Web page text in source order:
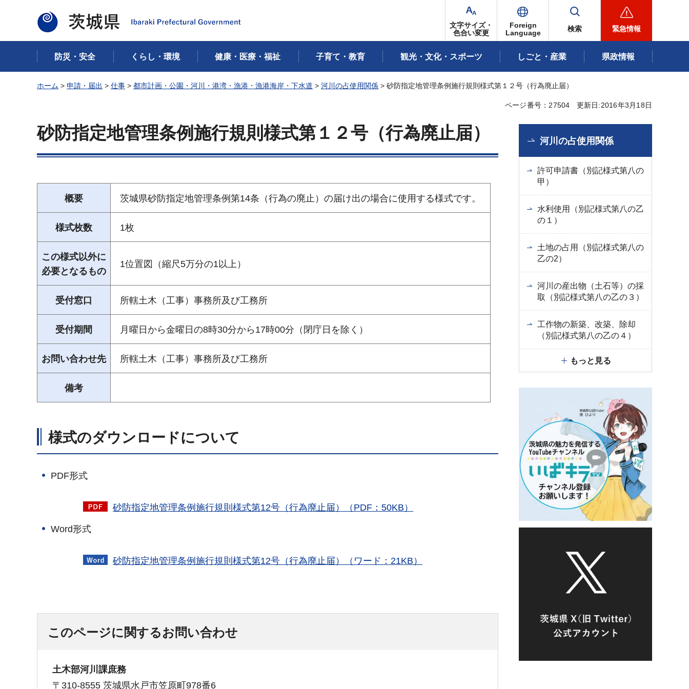
茨城県
文字サイズ・
色合い変更
Foreign
Language
検索 緊急情報
防災・安全 くらし・環境 健康・医療・福祉 子育て・教育 観光・文化・スポーツ しごと・産業 県政情報
ホーム > 申請・届出 > 仕事 > 都市計画・公園・河川・港湾・漁港・漁港海岸・下水道 > 河川の占使用関係 > 砂防指定地管理条例施行規則様式第１２号（行為廃止届）
ページ番号：27504 更新日:2016年3月18日
砂防指定地管理条例施行規則様式第１２号（行為廃止届）
概要 茨城県砂防指定地管理条例第14条（行為の廃止）の届け出の場合に使用する様式です。
様式枚数 1枚
この様式以外に
必要となるもの
1位置図（縮尺5万分の1以上）
受付窓口 所轄土木（工事）事務所及び工務所
受付期間 月曜日から金曜日の8時30分から17時00分（閉庁日を除く）
お問い合わせ先 所轄土木（工事）事務所及び工務所
備考
様式のダウンロードについて
PDF形式
砂防指定地管理条例施行規則様式第12号（行為廃止届）（PDF：50KB）
Word形式
砂防指定地管理条例施行規則様式第12号（行為廃止届）（ワード：21KB）
このページに関するお問い合わせ
土木部河川課庶務
〒310-8555 茨城県水戸市笠原町978番6
河川の占使用関係
許可申請書（別記様式第八の
甲）
水利使用（別記様式第八の乙
の１）
土地の占用（別記様式第八の
乙の2）
河川の産出物（土石等）の採
取（別記様式第八の乙の３）
工作物の新築、改築、除却
（別記様式第八の乙の４）
もっと見る